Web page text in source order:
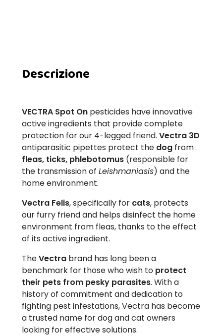
Descrizione
VECTRA Spot On pesticides have innovative
active ingredients that provide complete
protection for our 4-legged friend. Vectra 3D
antiparasitic pipettes protect the dog from
fleas, ticks, phlebotomus (responsible for
the transmission of Leishmaniasis) and the
home environment.
Vectra Felis, specifically for cats, protects
our furry friend and helps disinfect the home
environment from fleas, thanks to the effect
of its active ingredient.
TheVectra brand has long been a
benchmark for those who wish to protect
their pets from pesky parasites. With a
history of commitment and dedication to
fighting pest infestations, Vectra has become
a trusted name for dog and cat owners
looking for effective solutions.